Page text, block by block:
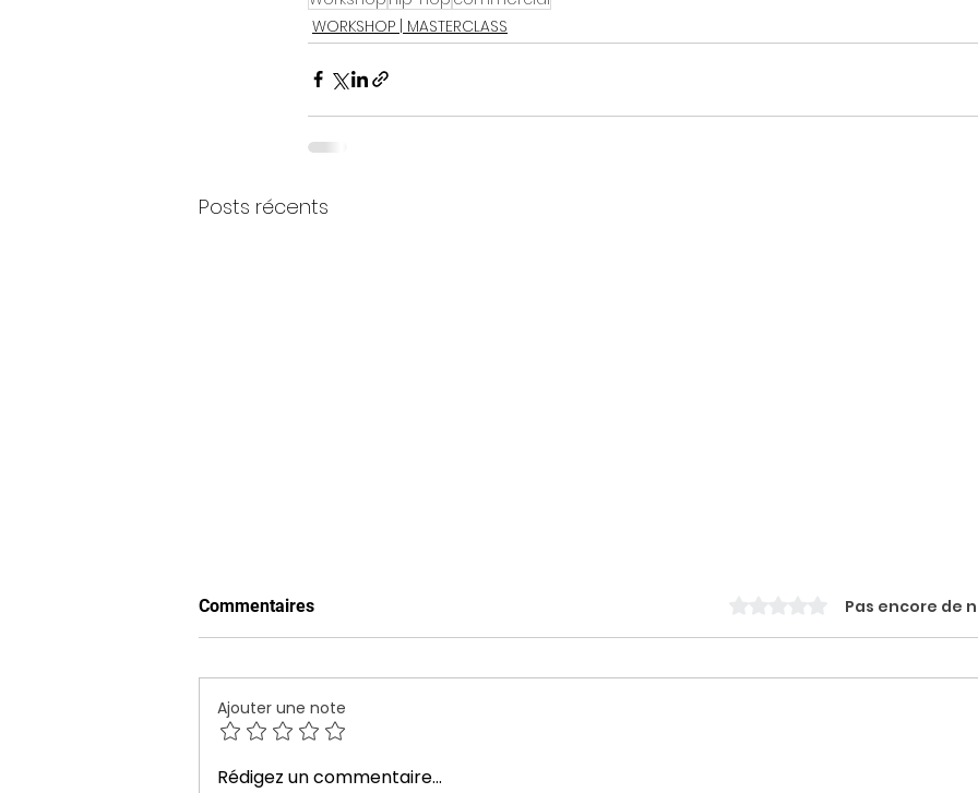
WORKSHOP | MASTERCLASS
Posts récents
Commentaires Noté 0 étoile sur 5.Pas encore de
Ajouter une note
Rédigez un commentaire...